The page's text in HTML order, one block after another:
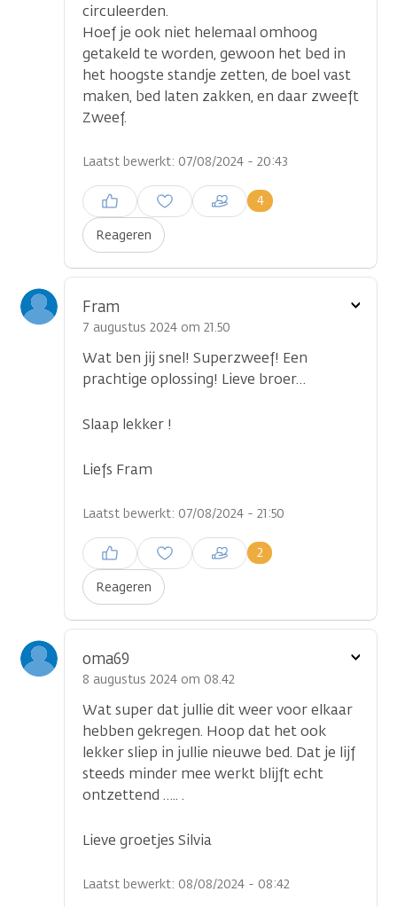
circuleerden.
Hoef je ook niet helemaal omhoog
getakeld te worden, gewoon het bed in
het hoogste standje zetten, de boel vast
maken, bed laten zakken, en daar zweeft
Zweef.
Laatst bewerkt: 07/08/2024 - 20:43
Reageren
4
Inloggen om een reactie te
plaatsen
Fram
7 augustus 2024 om 21.50
Wat ben jij snel! Superzweef! Een
prachtige oplossing! Lieve broer…
Slaap lekker !
Liefs Fram
Laatst bewerkt: 07/08/2024 - 21:50
Reageren
2
Inloggen om een reactie te
plaatsen
Toon
oma69
8 augustus 2024 om 08.42
Wat super dat jullie dit weer voor elkaar
hebben gekregen. Hoop dat het ook
lekker sliep in jullie nieuwe bed. Dat je lijf
steeds minder mee werkt blijft echt
ontzettend ….. .
Lieve groetjes Silvia
Laatst bewerkt: 08/08/2024 - 08:42
Toon